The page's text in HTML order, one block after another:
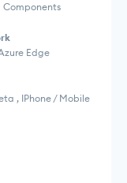
Components
Edge
, IPhone / Mobile